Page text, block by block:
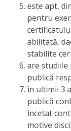
Media
de
presă
utile
este apt,
pentru
abilitată,
stabilite
are studiile
publică
în ultimii 3
publică
încetat
motive